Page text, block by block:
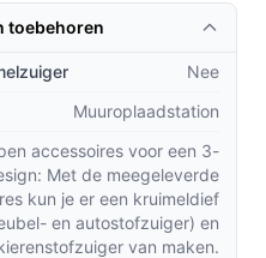
Het 5-fasen
belangrijk is voor
met stofzakken; het
is eenvoudig te
toebehoren
Nee
Muuroplaadstation
accessoires voor een 3-
Met de meegeleverde
kun je er een kruimeldief
en autostofzuiger) en
van maken.